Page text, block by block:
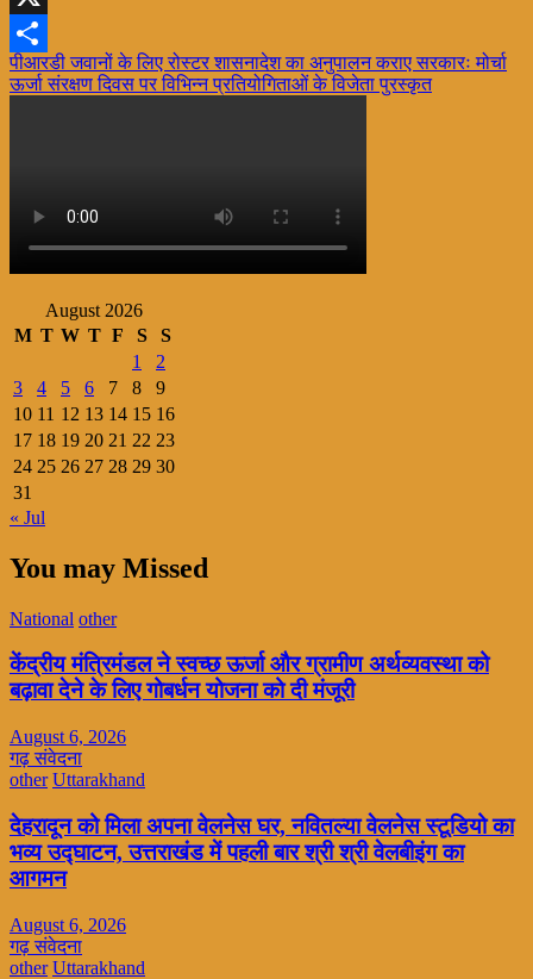
X
Share
Post
navigation
पीआरडी जवानों के लिए रोस्टर शासनादेश का अनुपालन कराए सरकारः मोर्चा
ऊर्जा संरक्षण दिवस पर विभिन्न प्रतियोगिताओं के विजेता पुरस्कृत
August 2026
M T W T F S
S
1
2
3
4 5 6 7 8
9
10 11 12 13 14 15 16
17 18 19 20 21 22 23
24 25 26 27 28 29 30
31
« Jul
You may Missed
National other
केंद्रीय मंत्रिमंडल ने स्वच्छ ऊर्जा और ग्रामीण अर्थव्यवस्था को
बढ़ावा देने के लिए गोबर्धन योजना को दी मंजूरी
August 6, 2026
गढ़ संवेदना
other Uttarakhand
देहरादून को मिला अपना वेलनेस घर, नवितल्या वेलनेस स्टूडियो का
भव्य उद्घाटन, उत्तराखंड में पहली बार श्री श्री वेलबीइंग का
आगमन
August 6, 2026
गढ़ संवेदना
other Uttarakhand